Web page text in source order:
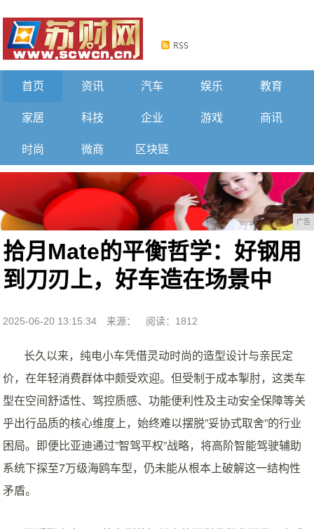
首页 资讯 汽车 娱乐 教育
家居 科技 企业 游戏 商讯
时尚 微商 区块链
广告
拾月Mate的平衡哲学：好钢用
到刀刃上，好车造在场景中
2025-06-20 13:15:34 来源： 阅读：1812
长久以来，纯电小车凭借灵动时尚的造型设计与亲民定
价，在年轻消费群体中颇受欢迎。但受制于成本掣肘，这类车
型在空间舒适性、驾控质感、功能便利性及主动安全保障等关
乎出行品质的核心维度上，始终难以摆脱”妥协式取舍”的行业
困局。即便比亚迪通过”智驾平权”战略，将高阶智能驾驶辅助
系统下探至7万级海鸥车型，仍未能从根本上破解这一结构性
矛盾。